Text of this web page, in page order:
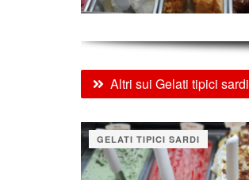
Altri sui Gelati tipici sardi
GELATI TIPICI SARDI